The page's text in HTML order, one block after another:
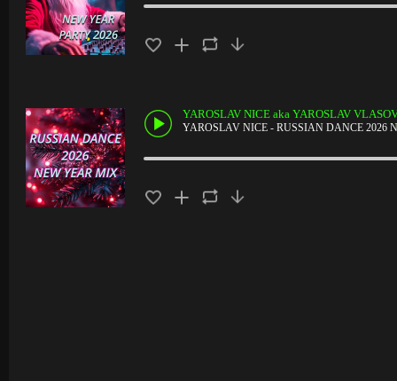
YAROSLAV NICE aka YAROSLAV
YAROSLAV NICE - RUSSIAN DANCE 2026